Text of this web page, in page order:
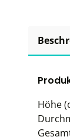
Höhe